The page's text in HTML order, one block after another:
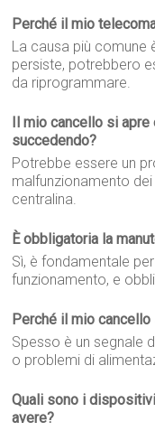
Perché il mio
La causa più comune
persiste, potrebbero
da riprogrammare.
Il mio cancello si
succedendo?
Potrebbe essere un
malfunzionamento
centralina.
È obbligatoria la
Sì, è fondamentale
funzionamento, e
Perché il mio
Spesso è un segnale
o problemi di
Quali sono i
avere?